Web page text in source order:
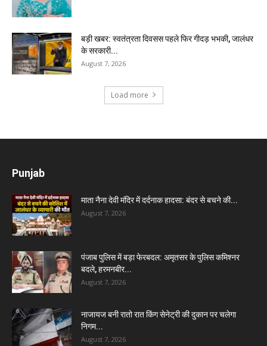
बड़ी खबर: स्वतंत्रता दिवसस पहले फिर गीदड़ भभकी, जालंधर
के सरकारी...
August 7, 2026
Load more
Punjab
माता नैना देवी मंदिर में दर्दनाक हादसा: बंदर से बचने की...
August 7, 2026
पंजाब पुलिस में बड़ा फेरबदल: अमृतसर के पुलिस कमिश्नर
बदले, हरमनबीर...
August 7, 2026
नाजायज बनी रातो रात किंग सेनेट्री की दुकान पर चलेगा
निगम...
August 7, 2026